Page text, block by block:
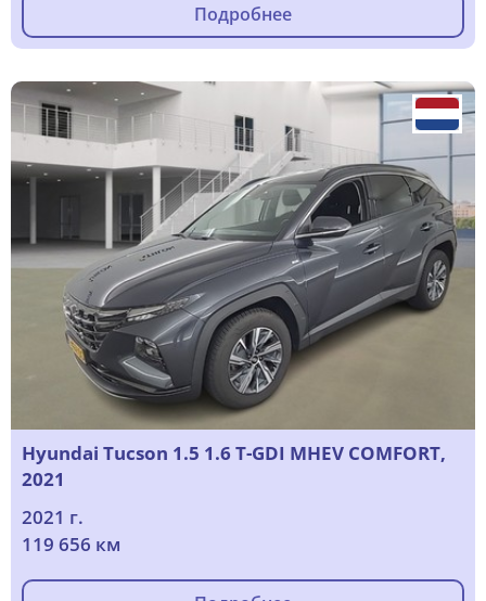
Подробнее
Hyundai Tucson 1.5 1.6 T-GDI MHEV COMFORT,
2021
2021 г.
119 656 км